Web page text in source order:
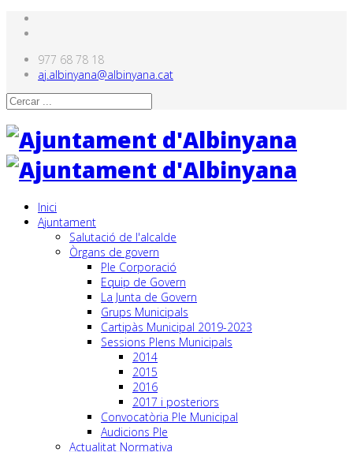
977 68 78 18
aj.albinyana@albinyana.cat
Inici
Ajuntament
Salutació de l'alcalde
Òrgans de govern
Ple Corporació
Equip de Govern
La Junta de Govern
Grups Municipals
Cartipàs Municipal 2019-2023
Sessions Plens Municipals
2014
2015
2016
2017 i posteriors
Convocatòria Ple Municipal
Audicions Ple
Actualitat Normativa